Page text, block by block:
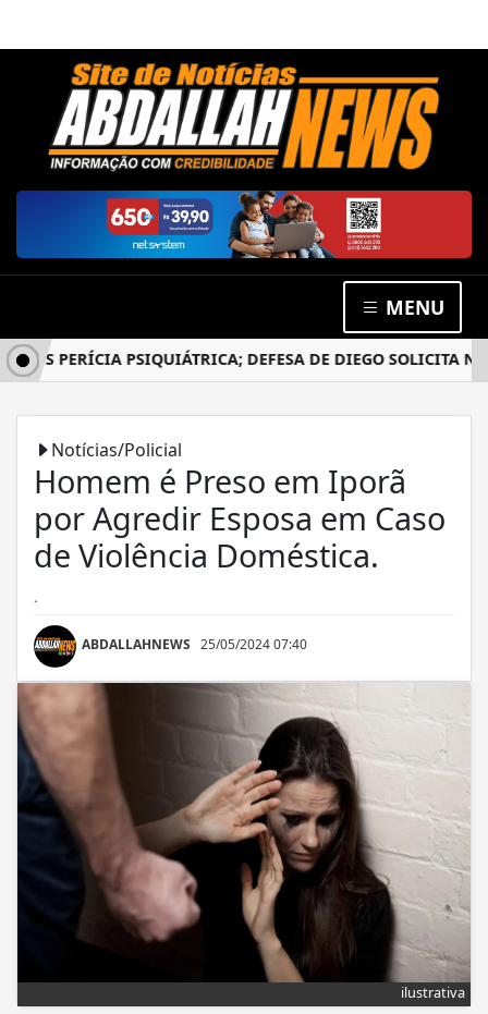
MENU
PERÍCIA PSIQUIÁTRICA; DEFESA DE DIEGO SOLICITA NOVO
Notícias/Policial
Homem é Preso em Iporã
por Agredir Esposa em Caso
de Violência Doméstica.
.
ABDALLAHNEWS 25/05/2024 07:40
ilustrativa